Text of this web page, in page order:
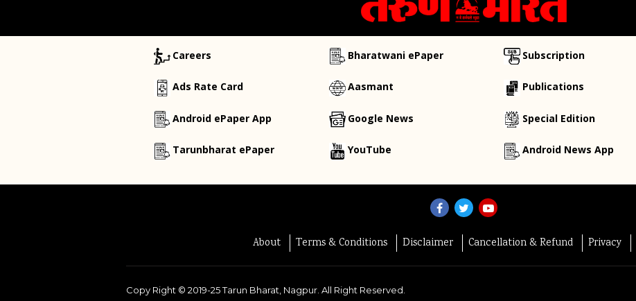
Careers
Ads Rate Card
Android ePaper App
Tarunbharat ePaper
Bharatwani ePaper
Aasmant
Google News
YouTube
Subscription
Publications
Special Edition
Android News App
About Terms & Conditions Disclaimer Cancellation & Refund Privacy
Copy Right © 2019-25Tarun Bharat, Nagpur. All Right Reserved.